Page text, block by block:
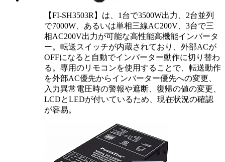
【FI-SH3503R】は、1台で3500W出力、2台並列
で7000W、あるいは単相三線AC200V、3台で三
相AC200V出力が可能な高性能高機能インバータ
ー。転送スイッチが内蔵されており、外部ACが
OFFになると自動でインバーター動作に切り替わ
る。専用のリモコンを使用することで、転送動作
を外部AC優先からインバーター優先への変更、
入力異常電圧時の警報や遮断、復帰の値の変更、
LCDとLEDが付いているため、現在状況の確認
が容易。